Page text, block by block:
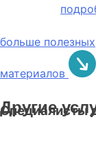
больше полезных
материалов
Другие
Специалисты